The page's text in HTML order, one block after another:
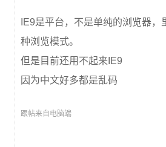
IE9是平台，不是单纯的浏览器
种浏览模式。
但是目前还用不起来IE9
因为中文好多都是乱码
跟帖来自电脑端